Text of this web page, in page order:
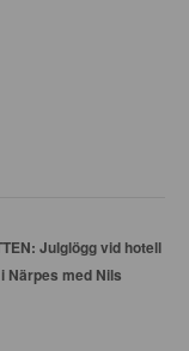
Julglögg vid hotell
Närpes med Nils